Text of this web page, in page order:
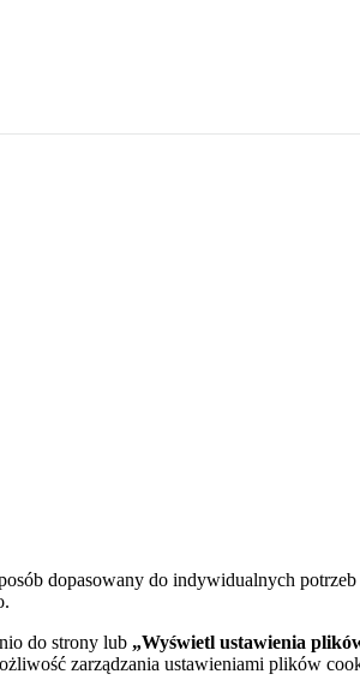
dopasowany do indywidualnych
do strony lub „Wyświetl ustawienia
zarządzania ustawieniami plików